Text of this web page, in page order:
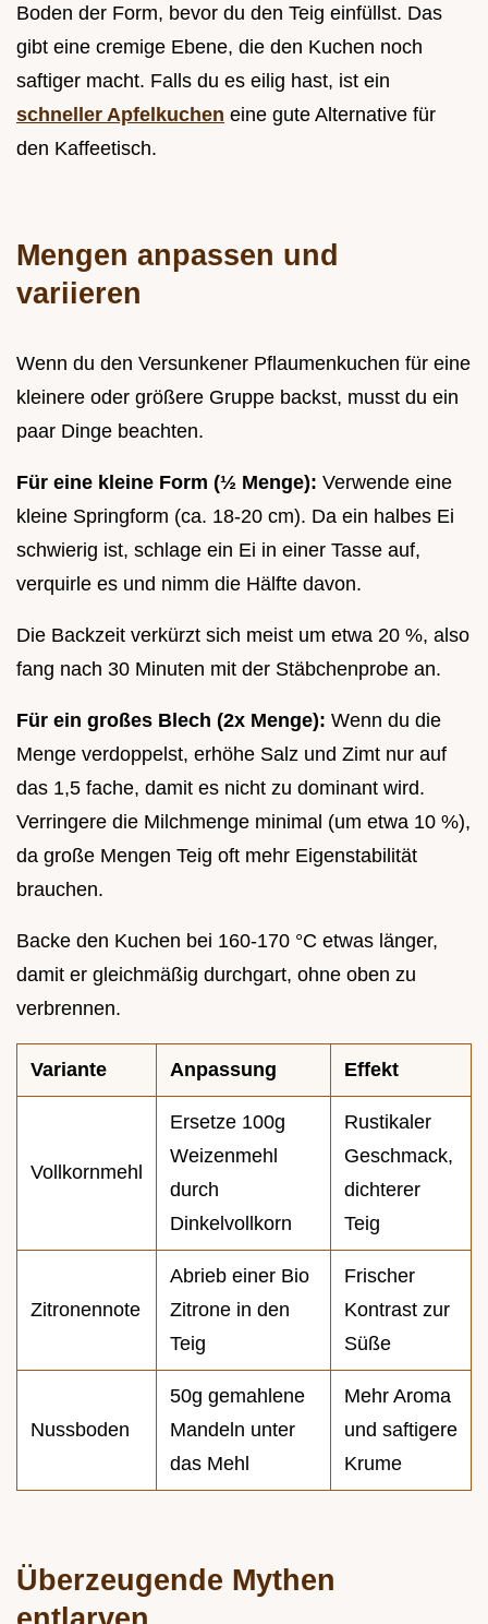
Boden der Form, bevor du den Teig einfüllst. Das
gibt eine cremige Ebene, die den Kuchen noch
saftiger macht. Falls du es eilig hast, ist ein
schneller Apfelkuchen eine gute Alternative für
den Kaffeetisch.
Mengen anpassen und
variieren
Wenn du den Versunkener Pflaumenkuchen für eine
kleinere oder größere Gruppe backst, musst du ein
paar Dinge beachten.
Für eine kleine Form (½ Menge): Verwende eine
kleine Springform (ca. 18-20 cm). Da ein halbes Ei
schwierig ist, schlage ein Ei in einer Tasse auf,
verquirle es und nimm die Hälfte davon.
Die Backzeit verkürzt sich meist um etwa 20 %, also
fang nach 30 Minuten mit der Stäbchenprobe an.
Für ein großes Blech (2x Menge): Wenn du die
Menge verdoppelst, erhöhe Salz und Zimt nur auf
das 1,5 fache, damit es nicht zu dominant wird.
Verringere die Milchmenge minimal (um etwa 10 %),
da große Mengen Teig oft mehr Eigenstabilität
brauchen.
Backe den Kuchen bei 160-170 °C etwas länger,
damit er gleichmäßig durchgart, ohne oben zu
verbrennen.
Variante Anpassung Effekt
Vollkornmehl
Ersetze 100g
Weizenmehl
durch
Dinkelvollkorn
Rustikaler
Geschmack,
dichterer
Teig
Zitronennote
Abrieb einer Bio
Zitrone in den
Teig
Frischer
Kontrast zur
Süße
Nussboden
50g gemahlene
Mandeln unter
das Mehl
Mehr Aroma
und saftigere
Krume
Überzeugende Mythen